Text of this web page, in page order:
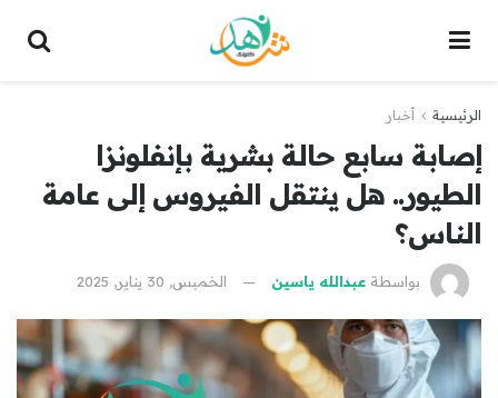
الرئيسية أخبار
إصابة سابع حالة بشرية بإنفلونزا
الطيور.. هل ينتقل الفيروس إلى عامة
الناس؟
بواسطة عبدالله ياسين الخميس, 30 يناير, 2025